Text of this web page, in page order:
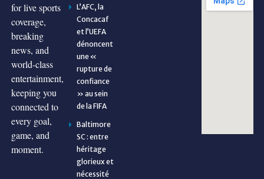
for live sports
coverage,
breaking
news, and
world-class
entertainment,
keeping you
connected to
every goal,
game, and
moment.
L’AFC, la
Concacaf
et l’UEFA
dénoncent
une «
rupture de
confiance
» au sein
de la FIFA
Baltimore
SC : entre
héritage
glorieux et
nécessité